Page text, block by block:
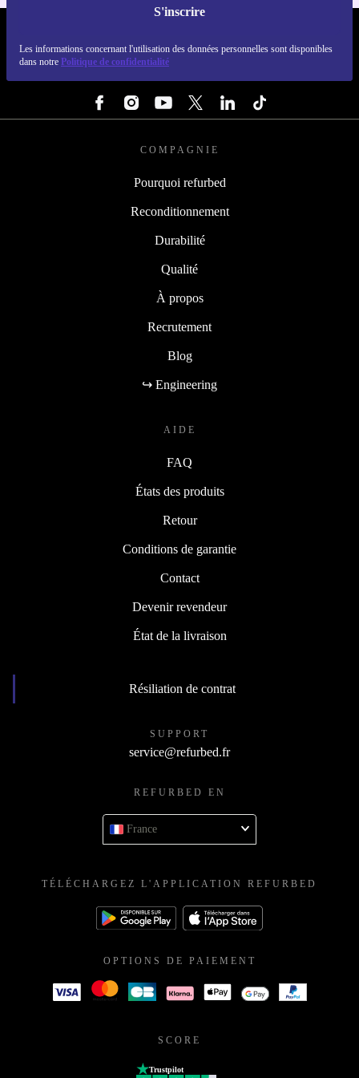
S'inscrire
Les informations concernant l'utilisation des données personnelles sont disponibles
dans notre Politique de confidentialité
COMPAGNIE
Pourquoi refurbed
Reconditionnement
Durabilité
Qualité
À propos
Recrutement
Blog
↪ Engineering
AIDE
FAQ
États des produits
Retour
Conditions de garantie
Contact
Devenir revendeur
État de la livraison
Résiliation de contrat
SUPPORT
service@refurbed.fr
REFURBED EN
France
TÉLÉCHARGEZ L'APPLICATION REFURBED
OPTIONS DE PAIEMENT
SCORE
Trustpilot